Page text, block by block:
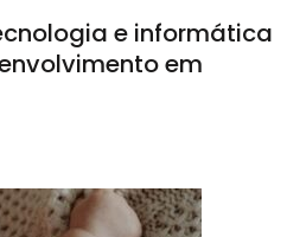
e informática
em